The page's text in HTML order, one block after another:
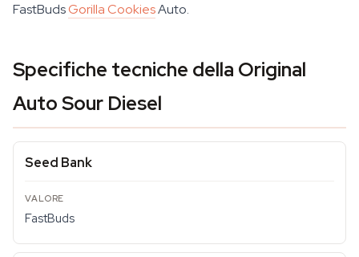
FastBudsGorilla CookiesAuto.
Specifiche tecniche della Original
Auto Sour Diesel
Seed Bank
FastBuds